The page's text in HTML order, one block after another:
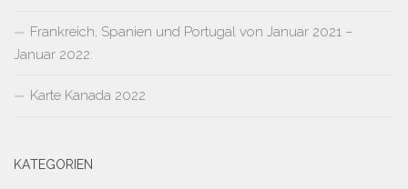
Frankreich, Spanien und Portugal von Januar 2021 –
Januar 2022:
Karte Kanada 2022
KATEGORIEN